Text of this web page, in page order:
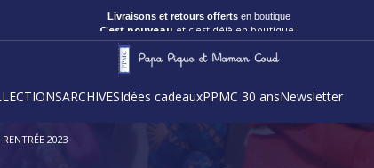
Livraisons et retours offerts en boutique
C'est nouveau et c'est déjà en boutique !
ARCHIVESIdées cadeauxPPMC 30 ansNewsletter
2023